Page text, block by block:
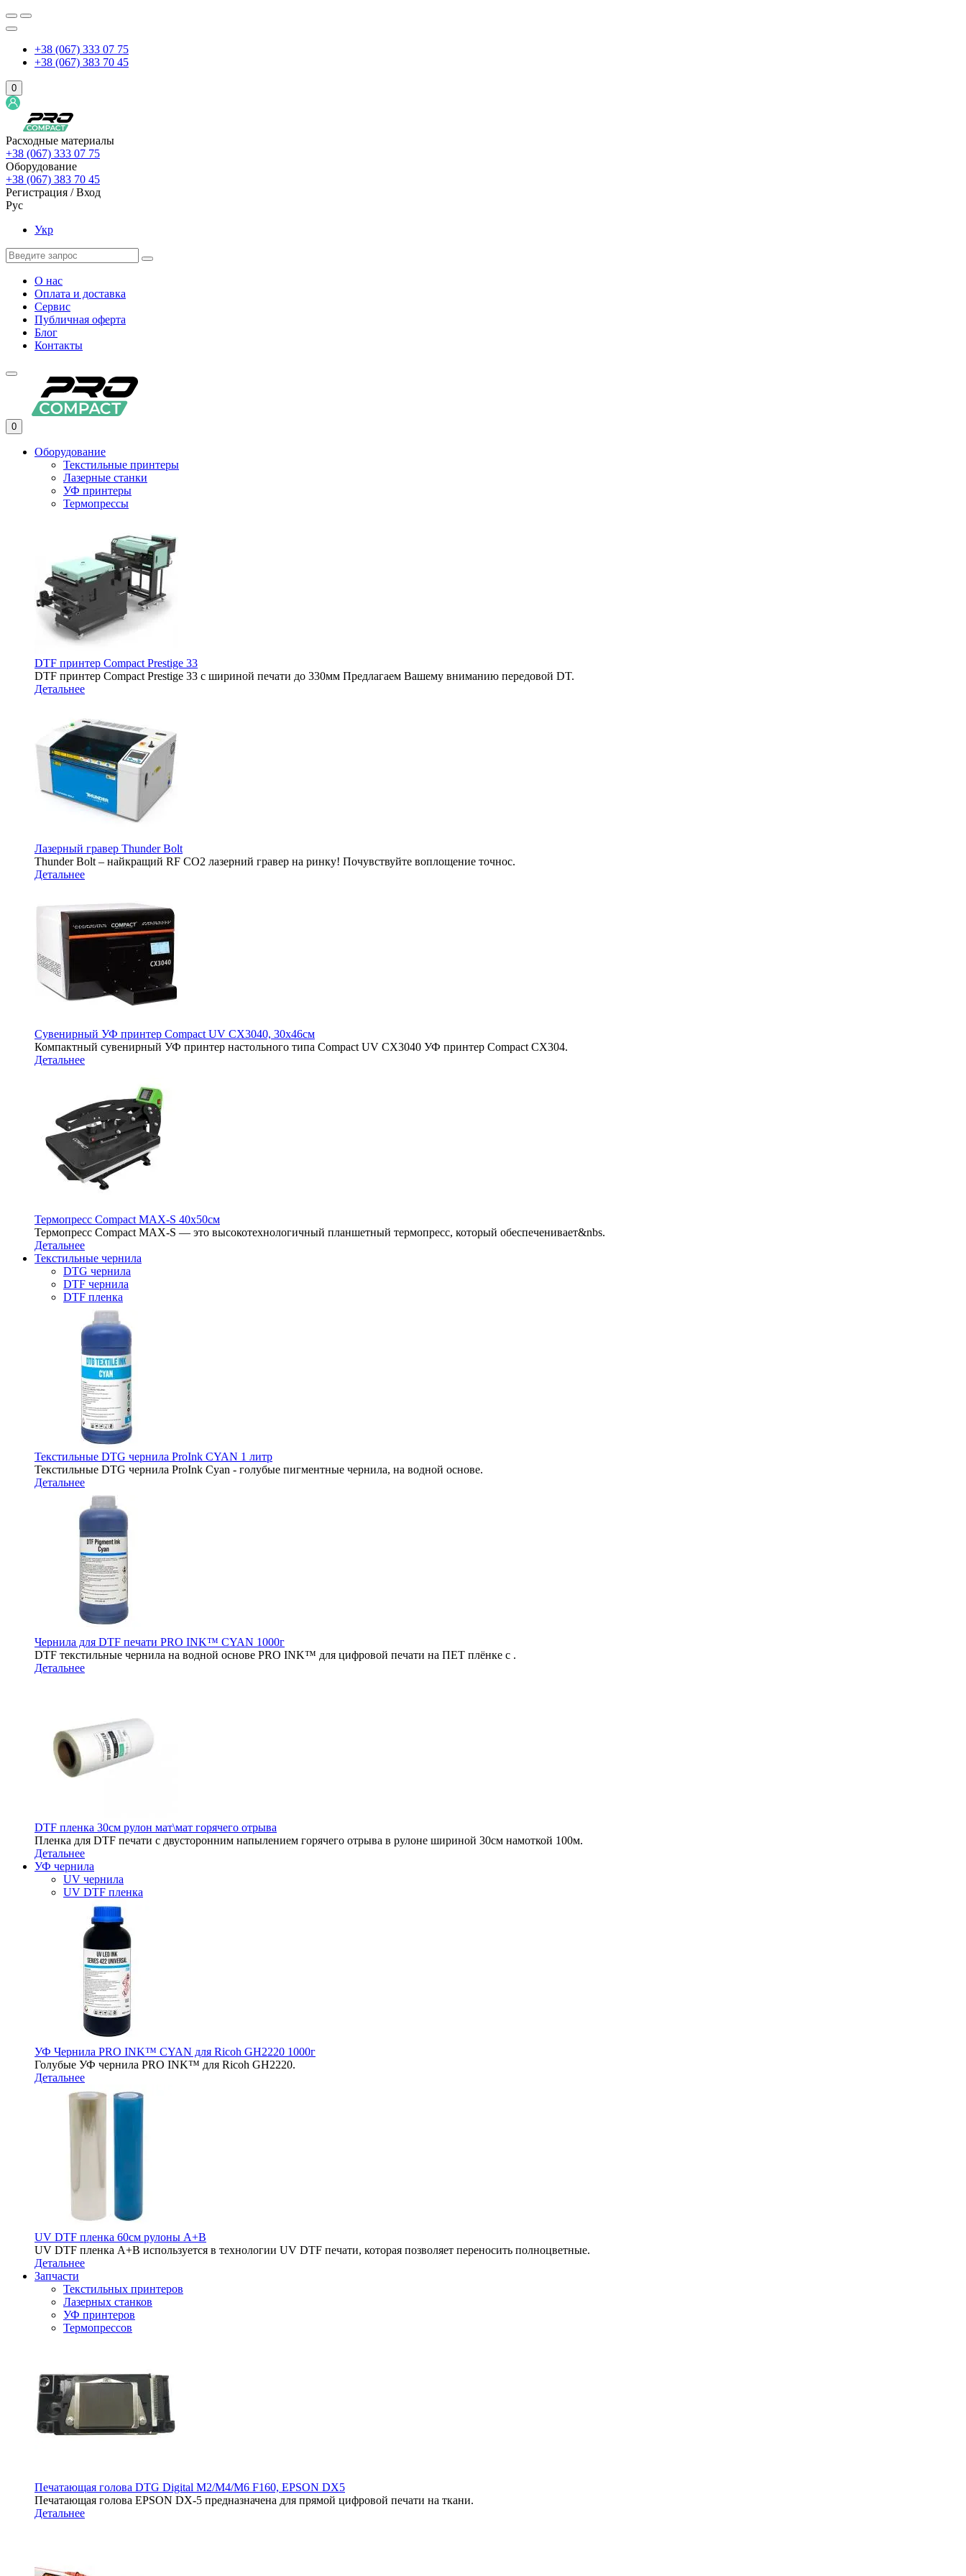
+38 (067) 333 07 75
+38 (067) 383 70 45
0
Расходные материалы
+38 (067) 333 07 75
Оборудование
+38 (067) 383 70 45
Регистрация / Вход
Рус
Укр
О нас
Оплата и доставка
Сервис
Публичная оферта
Блог
Контакты
0
Оборудование
Текстильные принтеры
Лазерные станки
УФ принтеры
Термопрессы
DTF принтер Compact Prestige 33
DTF принтер Compact Prestige 33 с шириной печати до 330мм Предлагаем Вашему вниманию передовой DT.
Детальнее
Лазерный гравер Thunder Bolt
Thunder Bolt – найкращий RF CO2 лазерний гравер на ринку! Почувствуйте воплощение точнос.
Детальнее
Сувенирный УФ принтер Compact UV CX3040, 30х46см
Компактный сувенирный УФ принтер настольного типа Compact UV CX3040 УФ принтер Compact CX304.
Детальнее
Термопресс Compact MAX-S 40х50см
Термопресс Compact MAX-S — это высокотехнологичный планшетный термопресс, который обеспеченивает&nbs.
Детальнее
Текстильные чернила
DTG чернила
DTF чернила
DTF пленка
Текстильные DTG чернила ProInk CYAN 1 литр
Текстильные DTG чернила ProInk Cyan - голубые пигментные чернила, на водной основе.
Детальнее
Чернила для DTF печати PRO INK™ CYAN 1000г
DTF текстильные чернила на водной основе PRO INK™ для цифровой печати на ПЕТ плёнке c .
Детальнее
DTF пленка 30см рулон мат\мат горячего отрыва
Пленка для DTF печати с двусторонним напылением горячего отрыва в рулоне шириной 30см намоткой 100м.
Детальнее
УФ чернила
UV чернила
UV DTF пленка
УФ Чернила PRO INK™ CYAN для Ricoh GH2220 1000г
Голубые УФ чернила PRO INK™ для Ricoh GH2220.
Детальнее
UV DTF пленка 60см рулоны A+B
UV DTF пленка A+B используется в технологии UV DTF печати, которая позволяет переносить полноцветные.
Детальнее
Запчасти
Текстильных принтеров
Лазерных станков
УФ принтеров
Термопрессов
Печатающая голова DTG Digital M2/M4/M6 F160, EPSON DX5
Печатающая голова EPSON DX-5 предназначена для прямой цифровой печати на ткани.
Детальнее